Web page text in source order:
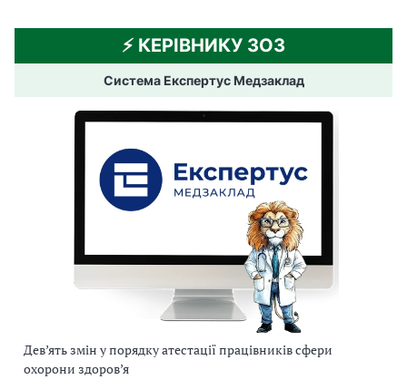
⚡️ КЕРІВНИКУ ЗОЗ
Система Експертус Медзаклад
Дев’ять змін у порядку атестації працівників сфери
охорони здоров’я